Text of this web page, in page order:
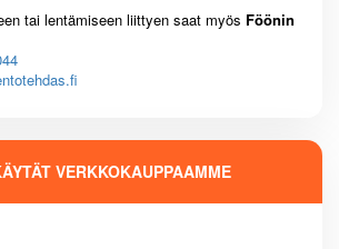
tai lentämiseen liittyen saat myös Föönin
VERKKOKAUPPAAMME